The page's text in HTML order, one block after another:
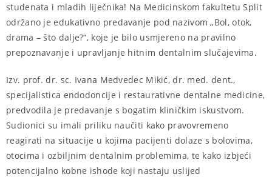
studenata i mladih liječnika! Na Medicinskom fakultetu Split
održano je edukativno predavanje pod nazivom „Bol, otok,
drama – što dalje?“, koje je bilo usmjereno na pravilno
prepoznavanje i upravljanje hitnim dentalnim slučajevima.
Izv. prof. dr. sc. Ivana Medvedec Mikić, dr. med. dent.,
specijalistica endodoncije i restaurativne dentalne medicine,
predvodila je predavanje s bogatim kliničkim iskustvom.
Sudionici su imali priliku naučiti kako pravovremeno
reagirati na situacije u kojima pacijenti dolaze s bolovima,
otocima i ozbiljnim dentalnim problemima, te kako izbjeći
potencijalno kobne ishode koji nastaju uslijed